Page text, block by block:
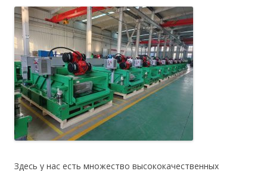
Здесь у нас есть множество высококачественных